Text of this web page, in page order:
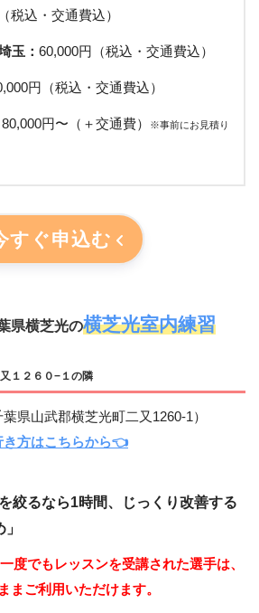
税込・交通費込）
玉：60,000円（税込・交通費込）
円（税込・交通費込）
80,000円〜（＋交通費） ※事前にお見積り
すぐ申込む
県横芝光の横芝光室内練習
１２６０−１の隣
葉県山武郡横芝光町二又1260-1）
方はこちらから👈
絞るなら1時間、じっくり改善する
度でもレッスンを受講された選手は、
まご利用いただけます。